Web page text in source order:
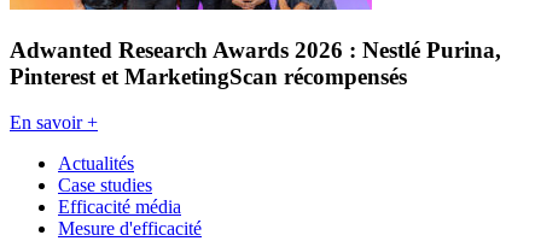
Adwanted Research Awards 2026 : Nestlé Purina,
Pinterest et MarketingScan récompensés
En savoir +
Actualités
Case studies
Efficacité média
Mesure d'efficacité